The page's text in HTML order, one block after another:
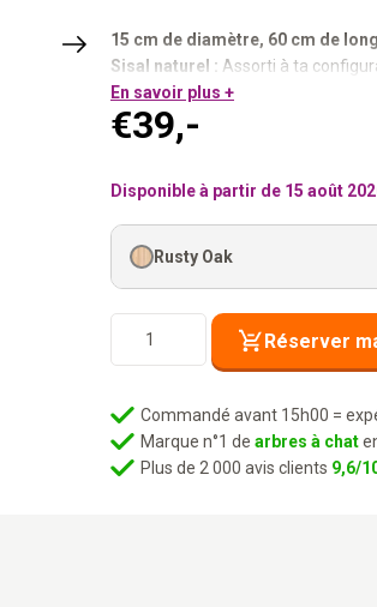
15 cm de diamètre, 60 cm de
Sisal naturel : Assorti à ta
Vis M10 incluses :
Pour prolonger. Parce qu’elle veut
En savoir plus +
€39,-
Disponible à partir de 15 août
Rusty Oak
mural
Post
Réserver
Commandé avant 15h00 =
Marque n°1 de arbres à chat
Plus de 2 000 avis clients 9,6/